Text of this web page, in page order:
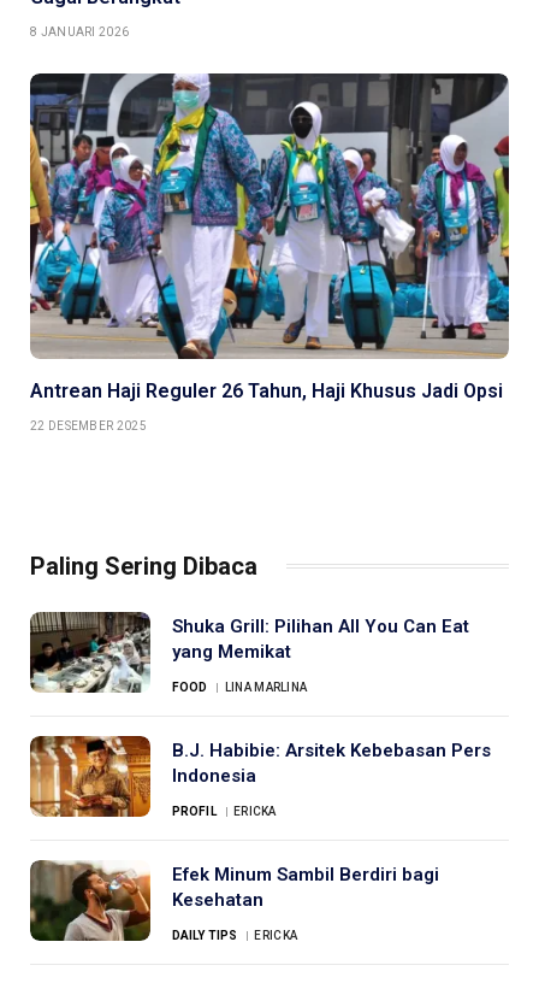
8 JANUARI 2026
Antrean Haji Reguler 26 Tahun, Haji Khusus Jadi Opsi
22 DESEMBER 2025
Paling Sering Dibaca
Shuka Grill: Pilihan All You Can Eat
yang Memikat
FOOD LINA MARLINA
B.J. Habibie: Arsitek Kebebasan Pers
Indonesia
PROFIL ERICKA
Efek Minum Sambil Berdiri bagi
Kesehatan
DAILY TIPS ERICKA